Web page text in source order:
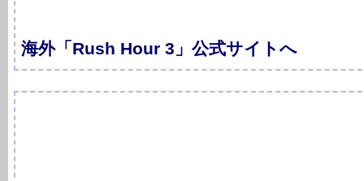
海外「Rush Hour 3」公式サイトへ